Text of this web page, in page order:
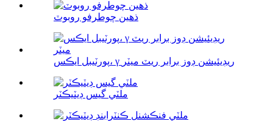
ذهين چوطرفو روبوٽ
پورٽيبل ايڪس، γ ريڊيئيشن ڊوز برابر ريٽ ميٽر
ملٽي گيس ڊيٽيڪٽر